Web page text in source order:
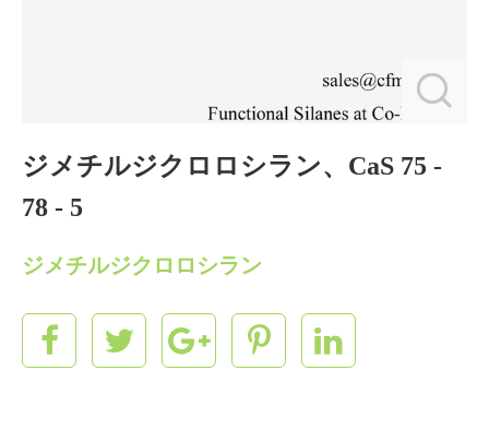
ジメチルジクロロシラン、CaS 75 -
78 - 5
ジメチルジクロロシラン